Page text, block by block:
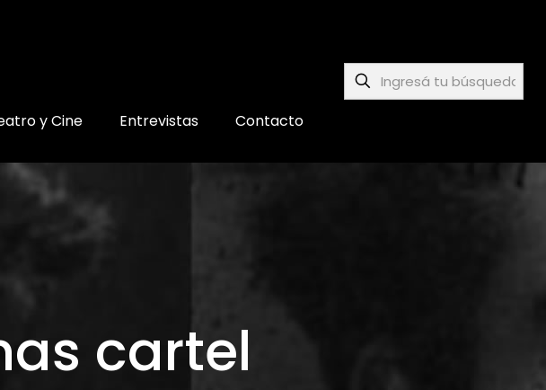
y Cine Entrevistas Contacto
cartel